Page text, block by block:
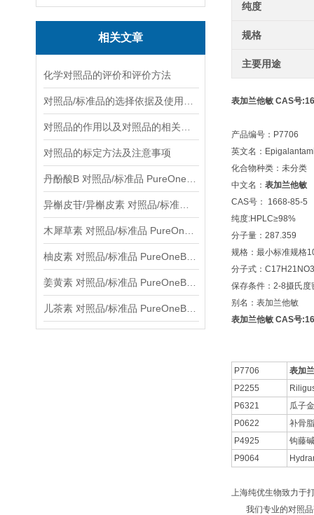
相关文章
化学对照品的评价和评价方法
对照品的标定方法及注意事项
纯度
规格
主要用途
表加兰他敏 CAS号
产品编号：P7706
英文名：
化合物种类：未分类
中文名： 表加兰他敏
CAS号： 1668-85-5
纯度:HPLC≥98%
分子量：287.359
规格：最小标准规格
分子式：C17H21NO3
保存条件：2-8摄氏度
别名：表加兰他敏
表加兰他敏 CAS号
P7706
表加
P2255
P6321
瓜子
P0622
补骨
P4925
钩藤
P9064
上海纯优生物致力于
我们专业的对照品